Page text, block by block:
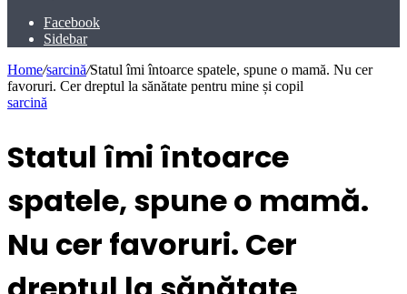
Facebook
Sidebar
Home/sarcină/Statul îmi întoarce spatele, spune o mamă. Nu cer
favoruri. Cer dreptul la sănătate pentru mine și copil
sarcină
Statul îmi întoarce
spatele, spune o mamă.
Nu cer favoruri. Cer